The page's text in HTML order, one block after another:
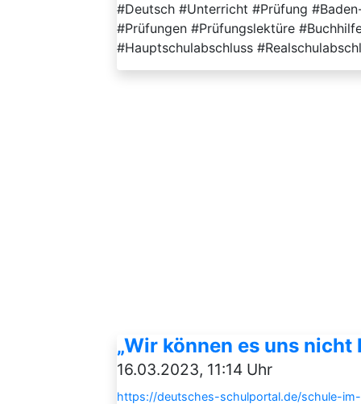
#Deutsch #Unterricht #Prüfung
#Prüfungen #Prüfungslektüre
#Hauptschulabschluss
„Wir können es uns
16.03.2023, 11:14 Uhr
https://deutsches-schulportal.de/schule-